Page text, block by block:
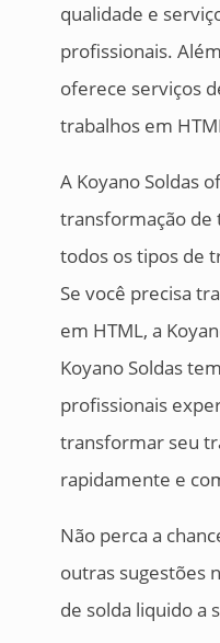
qualidade e
profissionais.
oferece serviços
trabalhos em
A Koyano Soldas
transformação de
todos os tipos de
Se você precisa
em HTML, a
Koyano Soldas
profissionais
transformar seu
rapidamente e
Não perca a
outras sugestões
de solda liquido a